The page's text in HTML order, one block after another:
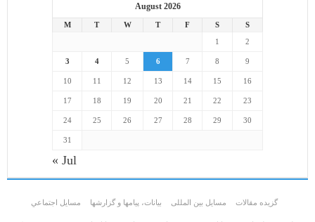
August 2026
M T W T F S
S
1
2
3 4 5 6 7 8 9
10 11 12 13 14 15 16
17 18 19 20 21 22 23
24 25 26 27 28 29 30
31
« Jul
گزیده مقالات مسایل بین المللی بیانات، پیامها و گزارشها مسايل اجتماعي